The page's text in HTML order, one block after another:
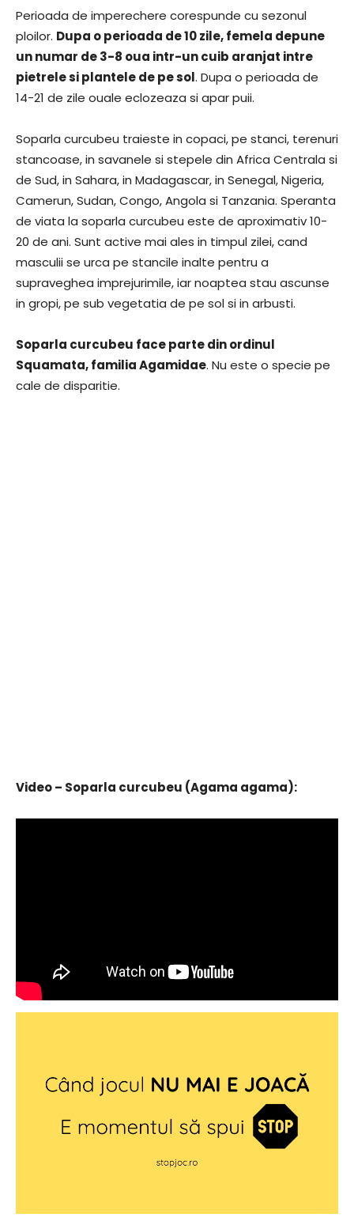
Perioada de imperechere corespunde cu sezonul
ploilor. Dupa o perioada de 10 zile, femela depune
un numar de 3-8 oua intr-un cuib aranjat intre
pietrele si plantele de pe sol. Dupa o perioada de
14-21 de zile ouale eclozeaza si apar puii.
Soparla curcubeu traieste in copaci, pe stanci, terenuri
stancoase, in savanele si stepele din Africa Centrala si
de Sud, in Sahara, in Madagascar, in Senegal, Nigeria,
Camerun, Sudan, Congo, Angola si Tanzania. Speranta
de viata la soparla curcubeu este de aproximativ 10-
20 de ani. Sunt active mai ales in timpul zilei, cand
masculii se urca pe stancile inalte pentru a
supraveghea imprejurimile, iar noaptea stau ascunse
in gropi, pe sub vegetatia de pe sol si in arbusti.
Soparla curcubeu face parte din ordinul
Squamata, familia Agamidae. Nu este o specie pe
cale de disparitie.
Video – Soparla curcubeu (Agama agama):